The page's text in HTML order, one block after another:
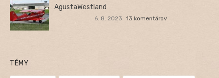
AgustaWestland
6. 8. 2023 13 komentárov
TÉMY